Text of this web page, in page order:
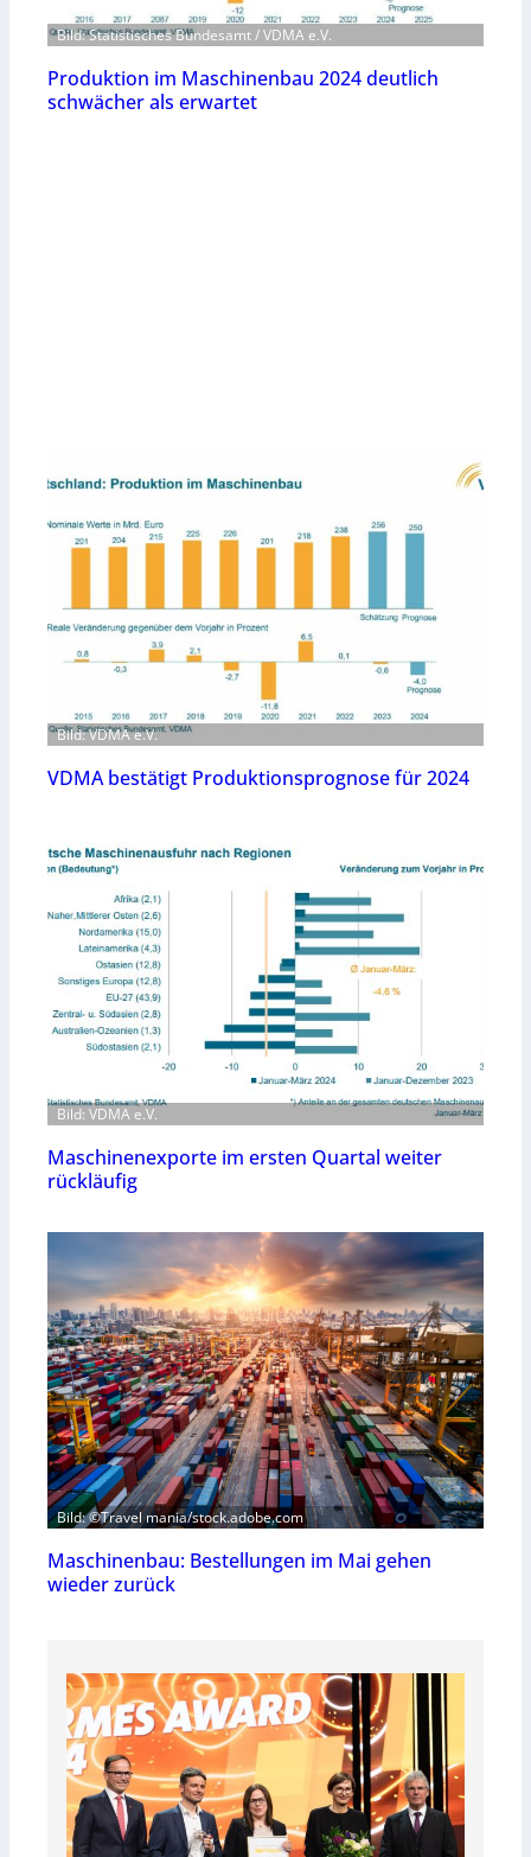
Bild: Statistisches Bundesamt / VDMA e.V.
Produktion im Maschinenbau 2024 deutlich
schwächer als erwartet
Bild: VDMA e.V.
VDMA bestätigt Produktionsprognose für 2024
Bild: VDMA e.V.
Maschinenexporte im ersten Quartal weiter
rückläufig
Bild: ©Travel mania/stock.adobe.com
Maschinenbau: Bestellungen im Mai gehen
wieder zurück